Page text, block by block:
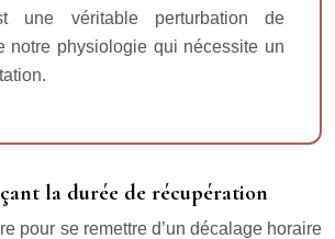
une véritable perturbation de
notre physiologie qui nécessite un
la durée de récupération
pour se remettre d’un décalage horaire